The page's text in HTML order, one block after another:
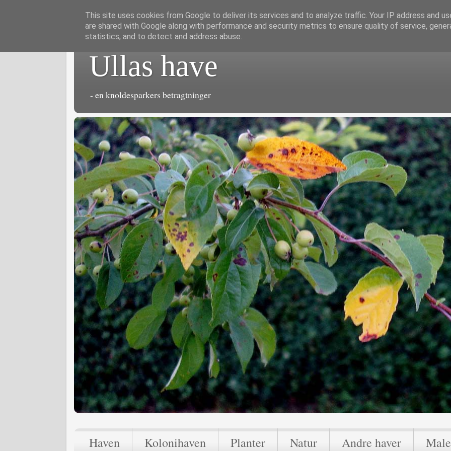
Ullas have
- en knoldesparkers betragtninger
Haven Kolonihaven Planter Natur Andre haver
This site uses cookies from Google to deliver its services and to analyze traffic. Your IP address and
are shared with Google along with performance and security metrics to ensure quality of service,
statistics, and to detect and address abuse.